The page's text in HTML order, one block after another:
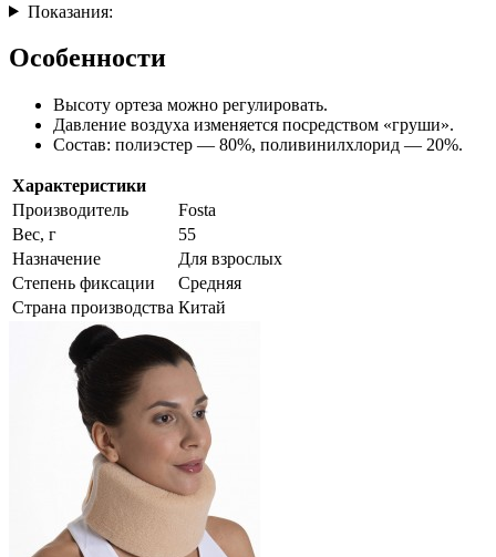
Показания:
Особенности
Высоту ортеза можно регулировать.
Давление воздуха изменяется посредством «груши».
Состав: полиэстер — 80%, поливинилхлорид — 20%.
Характеристики
Производитель
Fosta
Вес, г
55
Назначение
Для взрослых
Степень фиксации
Средняя
Страна производства Китай